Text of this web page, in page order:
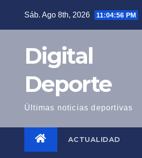
Sáb. Ago 8th, 2026 11:04:57 PM
Digital
Deporte
Últimas noticias deportivas
ACTUALIDAD